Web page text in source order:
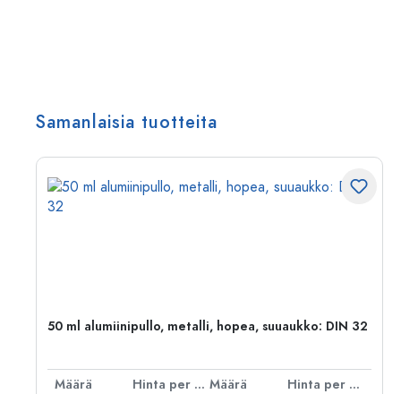
Samanlaisia tuotteita
50 ml alumiinipullo, metalli, hopea, suuaukko: DIN 32
Määrä Hinta per kpl Määrä
Hinta per kpl